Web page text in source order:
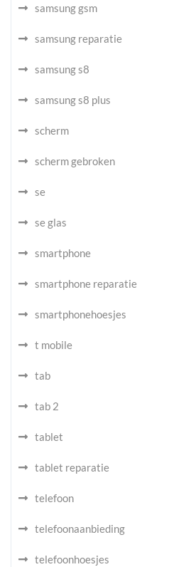
samsung gsm
samsung reparatie
samsung s8
samsung s8 plus
scherm
scherm gebroken
se
se glas
smartphone
smartphone reparatie
smartphonehoesjes
t mobile
tab
tab 2
tablet
tablet reparatie
telefoon
telefoonaanbieding
telefoonhoesjes